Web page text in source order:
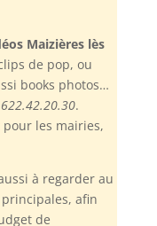
Maizières lès
de pop, ou
books photos…
.
les mairies,
à regarder au
afin
de